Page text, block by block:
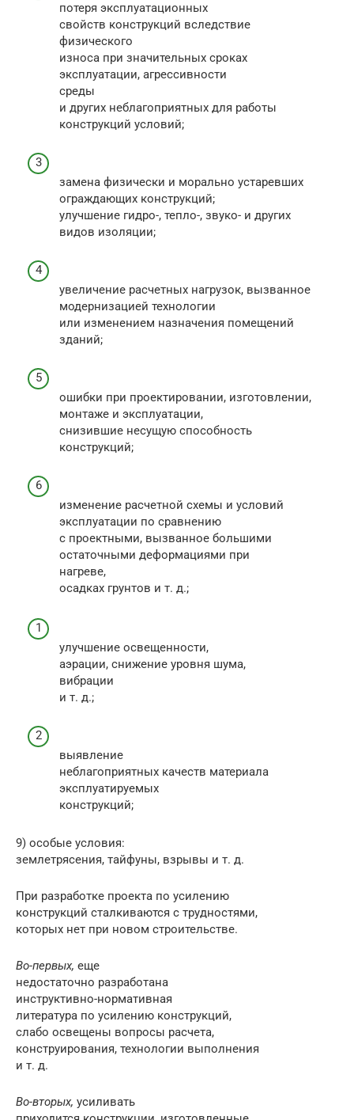
потеря эксплуатационных
свойств конструкций вследствие
фи­зического
износа при значительных сроках
эксплуатации, агрессивности
среды
и других неблагоприятных для работы
конструкций условий;
замена физически и морально устаревших
ограждающих конст­рукций;
улучшение гидро-, тепло-, звуко- и других
видов изоляции;
увеличение расчетных нагрузок, вызванное
модернизацией тех­нологии
или изменением назначения помещений
зданий;
ошибки при проектировании, изготовлении,
монтаже и эксплуа­тации,
снизившие несущую способность
конструкций;
изменение расчетной схемы и условий
эксплуатации по сравне­нию
с проектными, вызванное большими
остаточными деформациями при
нагреве,
осадках грунтов и т. д.;
улучшение освещенности,
аэрации, снижение уровня шума,
вибрации
и т. д.;
выявление
неблагоприятных качеств материала
эксплуатируе­мых
конструкций;
9) особые условия:
землетрясения, тайфуны, взрывы и т. д.
При разработке проекта по усилению
конструкций сталкиваются с трудностями,
которых нет при новом строительстве.
Во-первых, еще
недостаточно разработана
инструктивно-нормативная
литература по усилению конструкций,
слабо освещены вопро­сы расчета,
конструирования, технологии выполнения
и т. д.
Во-вторых, усиливать